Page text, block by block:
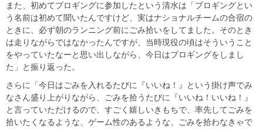
また、初めてプロギングに参加したという清水は「プロギングとい
う名前は初めて聞いたんですけど、実はナショナルチームの合宿の
ときに、必ず朝のランニング前にごみ拾いをしてました。そのとき
は走りながらではなかったんですが、当時現役の頃はそういうこと
をやっていたなーと思い出しながら、今日はプロギングをしまし
た」と振り返った。
さらに「今日はごみを入れるたびに『いいね！』という掛け声でみ
なさん盛り上がりながら、ごみを拾うたびに『いいね！いいね！』
と言っていただけるので、すごく嬉しいきもちで、率先してごみを
拾いたくなるような、ゲーム性のあるような、ごみを拾わなきゃで